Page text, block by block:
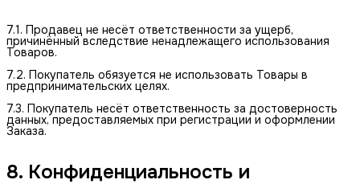
7.1. Продавец не несёт ответственности за ущерб,
причинённый вследствие ненадлежащего использования
Товаров.
7.2. Покупатель обязуется не использовать Товары в
предпринимательских целях.
7.3. Покупатель несёт ответственность за достоверность
данных, предоставляемых при регистрации и оформлении
Заказа.
8. Конфиденциальность и